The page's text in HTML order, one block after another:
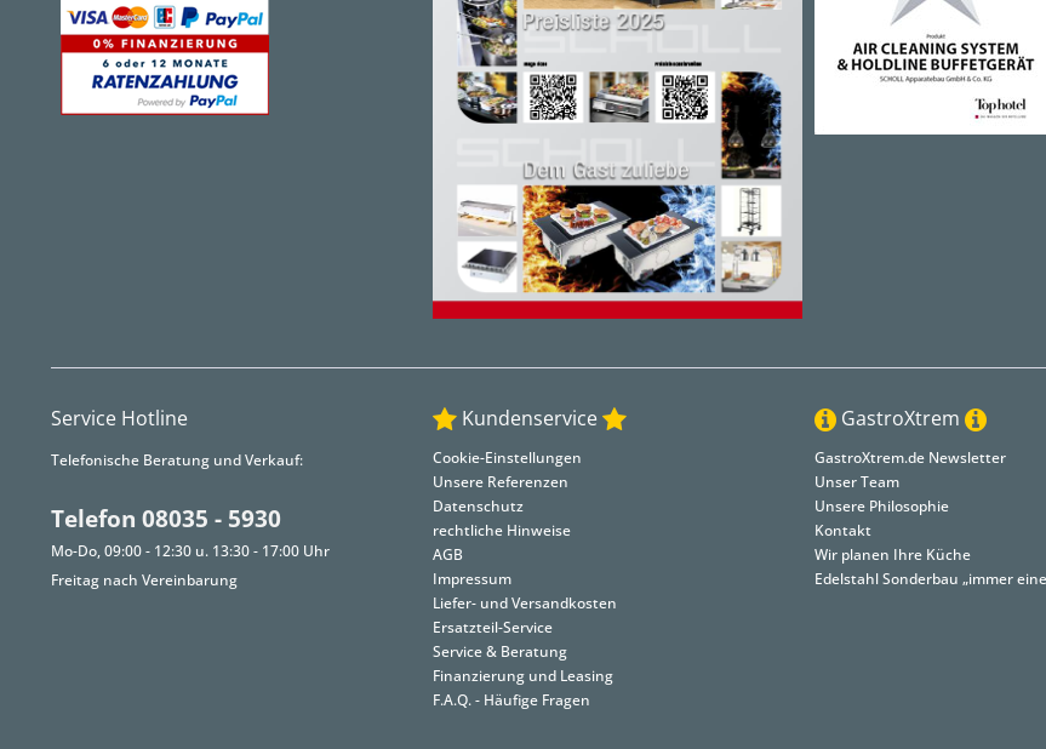
Service Hotline
Telefonische Beratung und Verkauf:
Telefon 08035 - 5930
Mo-Do, 09:00 - 12:30 u. 13:30 - 17:00 Uhr
Freitag nach Vereinbarung
Kundenservice
Cookie-Einstellungen
Unsere Referenzen
Datenschutz
rechtliche Hinweise
AGB
Impressum
Liefer- und Versandkosten
Ersatzteil-Service
Service & Beratung
Finanzierung und Leasing
F.A.Q. - Häufige Fragen
GastroXtrem
GastroXtrem.de Newsletter
Unser Team
Unsere Philosophie
Kontakt
Wir planen Ihre Küche
Edelstahl Sonderbau „immer